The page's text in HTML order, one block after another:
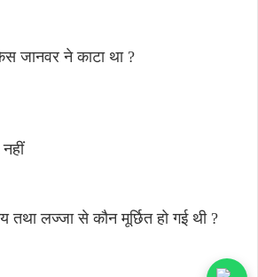
जानवर ने काटा था ?
तथा लज्जा से कौन मूर्छित हो गई थी ?